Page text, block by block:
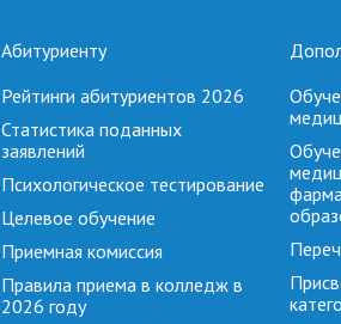
Абитуриенту
Рейтинги абитуриентов 2026
Статистика поданных
заявлений
Психологическое тестирование
Целевое обучение
Приемная комиссия
Правила приема в колледж в
2026 году